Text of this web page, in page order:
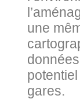
une
gares.